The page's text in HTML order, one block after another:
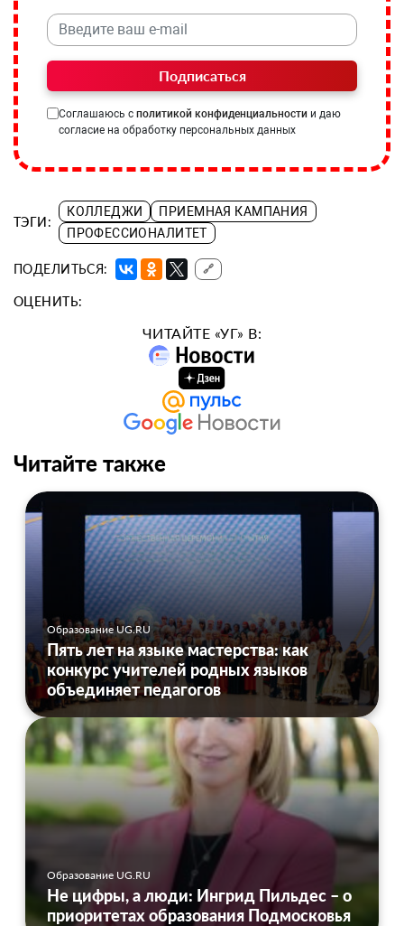
Подписаться
Соглашаюсь с политикой конфиденциальности и даю
согласие на обработку персональных данных
ТЭГИ:
КОЛЛЕДЖИ
ПРИЕМНАЯ КАМПАНИЯ
ПРОФЕССИОНАЛИТЕТ
ПОДЕЛИТЬСЯ: 🔗
ОЦЕНИТЬ:
ЧИТАЙТЕ «УГ» В:
Читайте также
Образование UG.RU
Пять лет на языке мастерства: как
конкурс учителей родных языков
объединяет педагогов
Образование UG.RU
Не цифры, а люди: Ингрид Пильдес – о
приоритетах образования Подмосковья